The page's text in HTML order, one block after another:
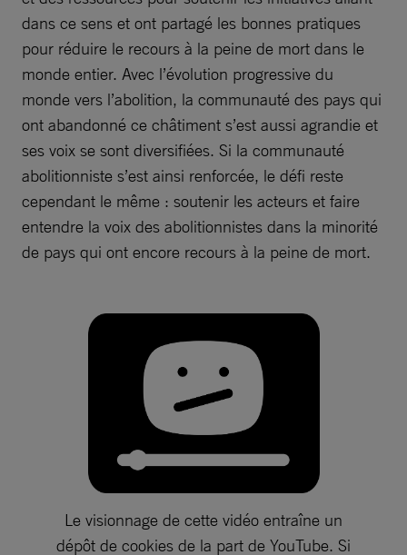
dans ce sens et ont partagé les bonnes pratiques
pour réduire le recours à la peine de mort dans le
monde entier. Avec l’évolution progressive du
monde vers l’abolition, la communauté des pays qui
ont abandonné ce châtiment s’est aussi agrandie et
ses voix se sont diversifiées. Si la communauté
abolitionniste s’est ainsi renforcée, le défi reste
cependant le même : soutenir les acteurs et faire
entendre la voix des abolitionnistes dans la minorité
de pays qui ont encore recours à la peine de mort.
Le visionnage de cette vidéo entraîne un
dépôt de cookies de la part de YouTube. Si